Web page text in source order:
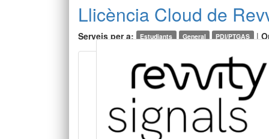
Llicència Cloud de
Serveis per a: Estudiants General PDI/PTGAS |